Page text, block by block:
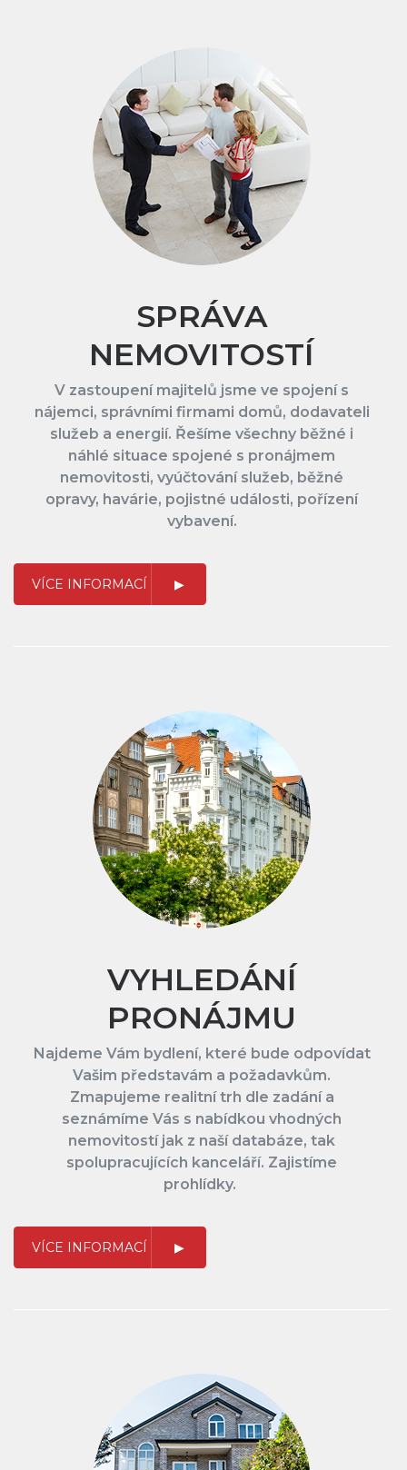
SPRÁVA
NEMOVITOSTÍ
V zastoupení majitelů jsme ve spojení s
nájemci, správními firmami domů, dodavateli
služeb a energií. Řešíme všechny běžné i
náhlé situace spojené s pronájmem
nemovitosti, vyúčtování služeb, běžné
opravy, havárie, pojistné události, pořízení
vybavení.
VÍCE INFORMACÍ
VYHLEDÁNÍ
PRONÁJMU
Najdeme Vám bydlení, které bude odpovídat
Vašim představám a požadavkům.
Zmapujeme realitní trh dle zadání a
seznámíme Vás s nabídkou vhodných
nemovitostí jak z naší databáze, tak
spolupracujících kanceláří. Zajistíme
prohlídky.
VÍCE INFORMACÍ